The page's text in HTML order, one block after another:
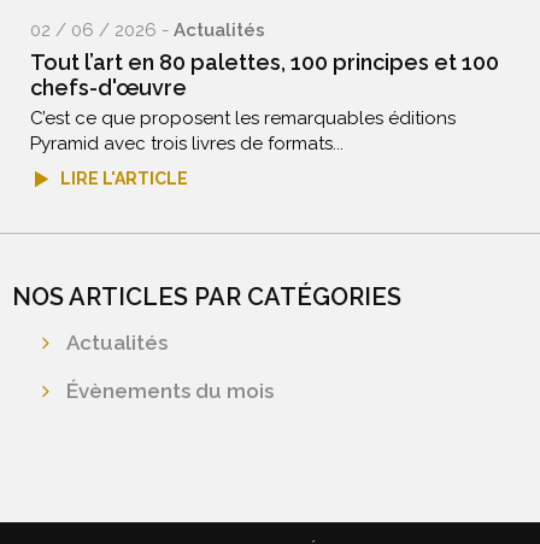
02 / 06 / 2026 - Actualités
Tout l’art en 80 palettes, 100 principes et 100
chefs-d'œuvre
C’est ce que proposent les remarquables éditions
Pyramid avec trois livres de formats...
LIRE L'ARTICLE
NOS ARTICLES PAR CATÉGORIES
Actualités
Évènements du mois